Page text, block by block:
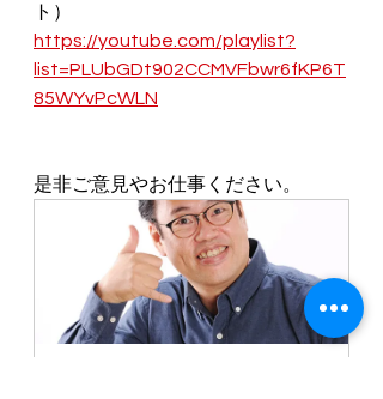
ト）
https://youtube.com/playlist?
list=PLUbGDt902CCMVFbwr6fKP6T
85WYvPcWLN
是非ご意見やお仕事ください。